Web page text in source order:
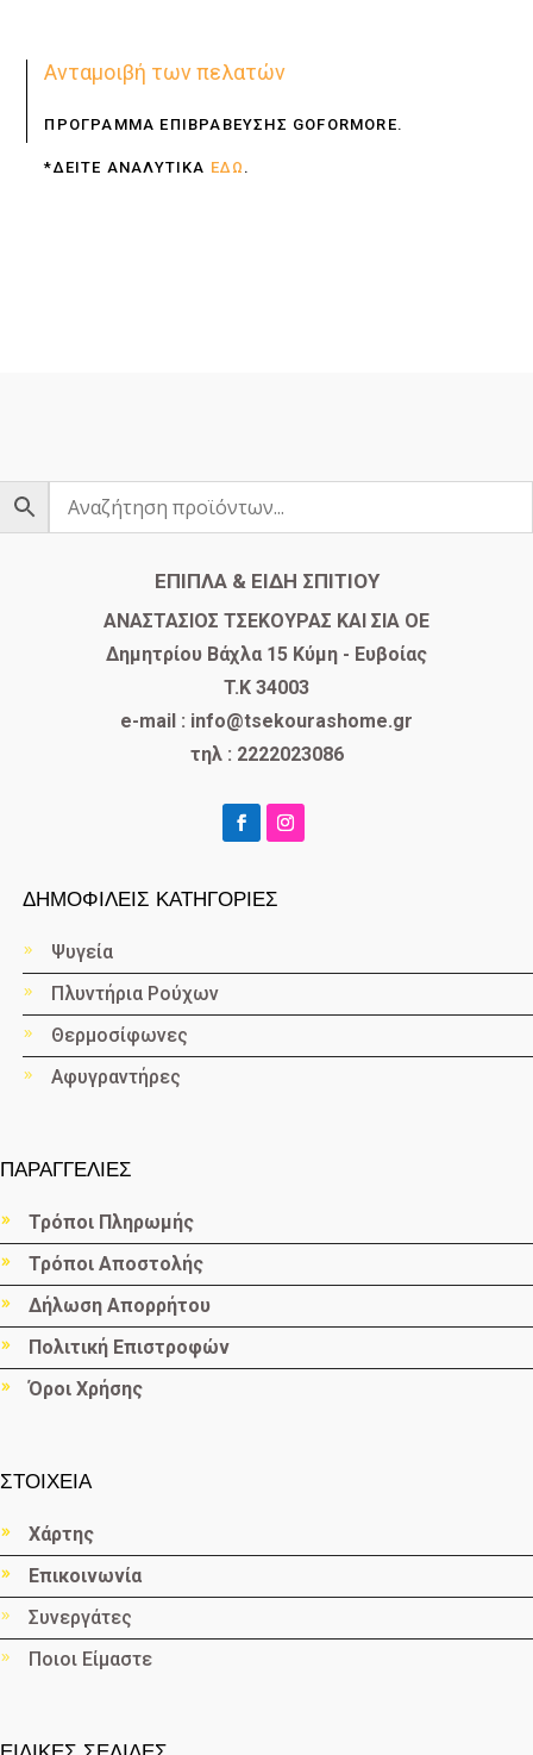
Ανταμοιβή των πελατών
ΠΡΟΓΡΑΜΜΑ ΕΠΙΒΡΑΒΕΥΣΗΣ GOFORMORE.
*ΔΕΙΤΕ ΑΝΑΛΥΤΙΚΑ ΕΔΩ .
ΕΠΙΠΛΑ & ΕΙΔΗ ΣΠΙΤΙΟΥ
​ΑΝΑΣΤΑΣΙΟΣ ΤΣΕΚΟΥΡΑΣ ΚΑΙ ΣΙΑ ΟΕ
Δημητρίου Βάχλα 15 Κύμη - Ευβοίας
T.K 34003
e-mail : info@tsekourashome.gr
τηλ : 2222023086
ΔΗΜΟΦΙΛΕΙΣ ΚΑΤΗΓΟΡΙΕΣ
Ψυγεία
Πλυντήρια Ρούχων
Θερμοσίφωνες
Αφυγραντήρες
ΠΑΡΑΓΓΕΛΙΕΣ
Τρόποι Πληρωμής
Τρόποι Αποστολής
Δήλωση Απορρήτου
Πολιτική Επιστροφών
Όροι Χρήσης
ΣΤΟΙΧΕΙΑ
Χάρτης
Επικοινωνία
Συνεργάτες
Ποιοι Είμαστε